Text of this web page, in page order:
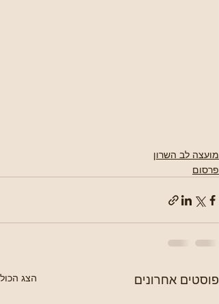
מועצה לב השרון
פרסום
פוסטים אחרונים הצג הכול